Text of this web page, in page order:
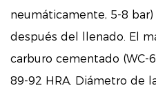
neumáticamente, 5-8
después del llenado. El
carburo cementado (WC-
89-92 HRA. Diámetro de